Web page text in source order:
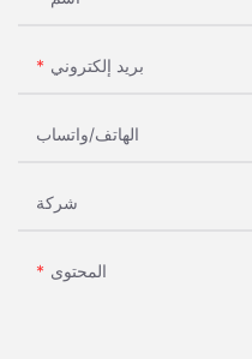
بريد إلكتروني
الهاتف/واتساب
شركة
المحتوى